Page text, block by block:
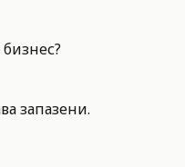
запазени.